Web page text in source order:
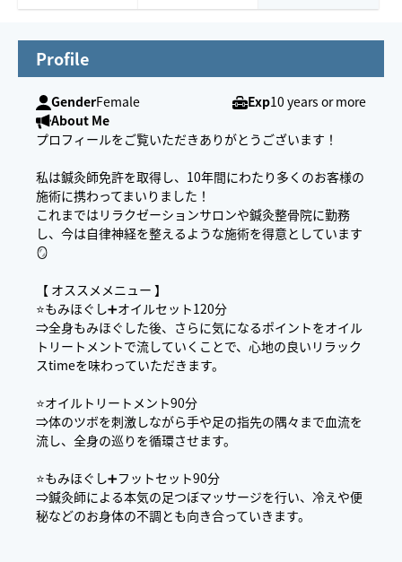
Profile
GenderFemale Exp10 years or more
About Me
プロフィールをご覧いただきありがとうございます！
私は鍼灸師免許を取得し、10年間にわたり多くのお客様の
施術に携わってまいりました！
これまではリラクゼーションサロンや鍼灸整骨院に勤務
し、今は自律神経を整えるような施術を得意としています
🪞
【 オススメメニュー 】
⭐️もみほぐし➕オイルセット120分
⇒全身もみほぐした後、さらに気になるポイントをオイル
トリートメントで流していくことで、心地の良いリラック
スtimeを味わっていただきます。
⭐️オイルトリートメント90分
⇒体のツボを刺激しながら手や足の指先の隅々まで血流を
流し、全身の巡りを循環させます。
⭐️もみほぐし➕フットセット90分
⇒鍼灸師による本気の足つぼマッサージを行い、冷えや便
秘などのお身体の不調とも向き合っていきます。